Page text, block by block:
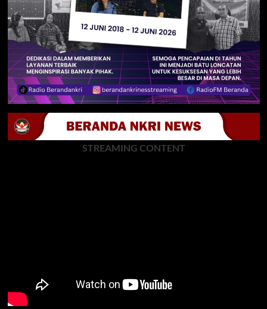
STREAMING CONTENT